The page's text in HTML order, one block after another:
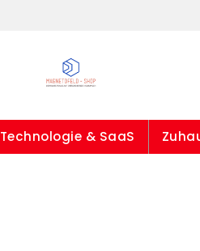
Technologie & SaaS